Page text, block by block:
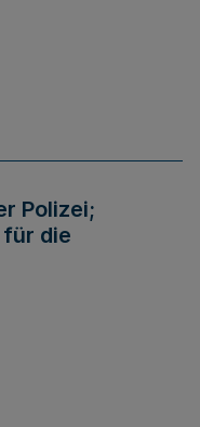
Polizei;
für die